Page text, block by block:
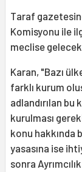
Taraf
Komisyonu ile
meclise
Karan, "Bazı
farklı kurum
adlandırılan bu
kurulması
konu hakkında
yasasına ise
sonra